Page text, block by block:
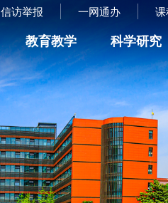
信访举报 一网通办
教育教学 科学研究